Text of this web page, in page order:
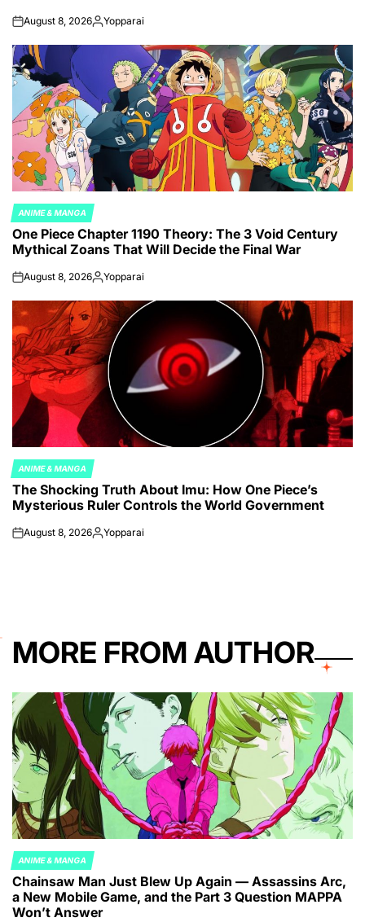
onAugust 8, 2026Posted
Yopparai
POSTED
IN
ANIME & MANGA
One Piece Chapter 1190 Theory: The 3 Void Century
Mythical Zoans That Will Decide the Final War
onAugust 8, 2026Posted
Yopparai
POSTED
IN
ANIME & MANGA
The Shocking Truth About Imu: How One Piece’s
Mysterious Ruler Controls the World Government
onAugust 8, 2026Posted
Yopparai
MORE FROM AUTHOR
POSTED
IN
ANIME & MANGA
Chainsaw Man Just Blew Up Again — Assassins Arc,
a New Mobile Game, and the Part 3 Question MAPPA
Won’t Answer